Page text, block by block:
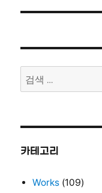
글:
검
색:
카테고리
Works (109)